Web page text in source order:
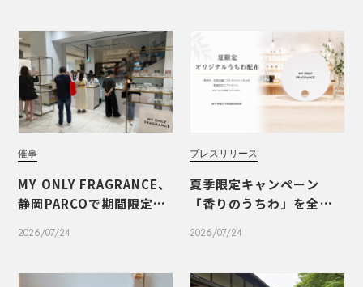
催事
MY ONLY FRAGRANCE、
静岡PARCOで期間限定PO
2026/07/24
プレスリリース
夏季限定キャンペーン
「香りのうちわ」を全国1
2026/07/24